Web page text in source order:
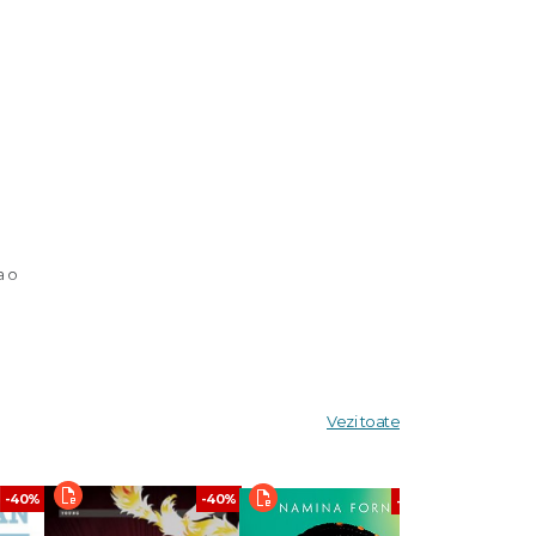
o
Vezi toate
-40% -40% -40%